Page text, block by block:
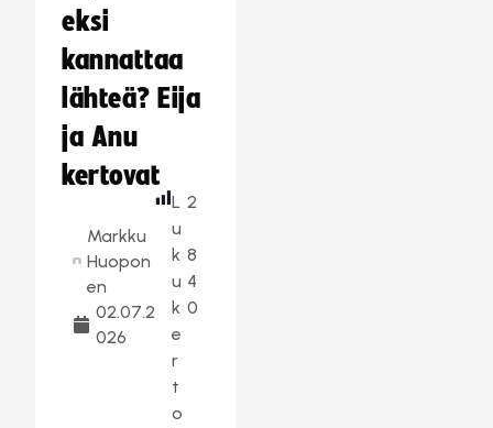
eksi
kannattaa
lähteä? Eija
ja Anu
kertovat
Markku
Huopon
en
02.07.2
026
L
u
k
u
k
e
r
t
o
2
8
4
0